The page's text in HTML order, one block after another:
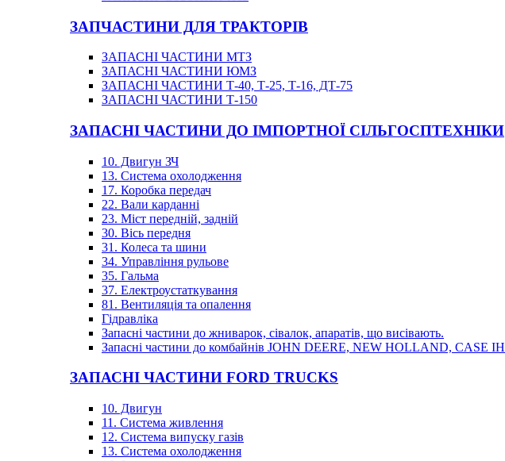
ЗАПЧАСТИНИ ДЛЯ ТРАКТОРІВ
ЗАПАСНІ ЧАСТИНИ МТЗ
ЗАПАСНІ ЧАСТИНИ ЮМЗ
ЗАПАСНІ ЧАСТИНИ Т-40, Т-25, Т-16, ДТ-75
ЗАПАСНІ ЧАСТИНИ Т-150
ЗАПАСНІ ЧАСТИНИ ДО ІМПОРТНОЇ СІЛЬГОСПТЕХНІКИ
10. Двигун ЗЧ
13. Система охолодження
17. Коробка передач
22. Вали карданні
23. Міст передній, задній
30. Вісь передня
31. Колеса та шини
34. Управління рульове
35. Гальма
37. Електроустаткування
81. Вентиляція та опалення
Гідравліка
Запасні частини до жниварок, сівалок, апаратів, що висівають.
Запасні частини до комбайнів JOHN DEERE, NEW HOLLAND, CASE IH
ЗАПАСНІ ЧАСТИНИ FORD TRUCKS
10. Двигун
11. Система живлення
12. Система випуску газів
13. Система охолодження